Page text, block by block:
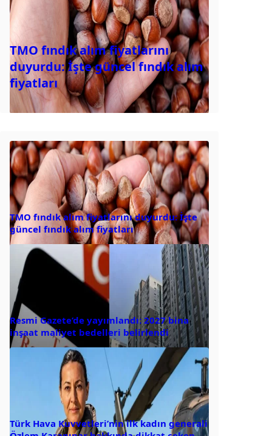
TMO fındık alım fiyatlarını
duyurdu: İşte güncel fındık alım
fiyatları
TMO fındık alım fiyatlarını duyurdu: İşte
güncel fındık alım fiyatları
Resmi Gazete’de yayımlandı: 2027 bina
inşaat maliyet bedelleri belirlendi
Türk Hava Kuvvetleri’nin ilk kadın generali